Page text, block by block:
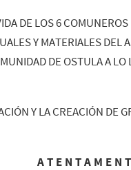
DE LOS 6
Y MATERIALES DEL
DE OSTULA A
Y LA CREACIÓN DE
A T E N T A M E N